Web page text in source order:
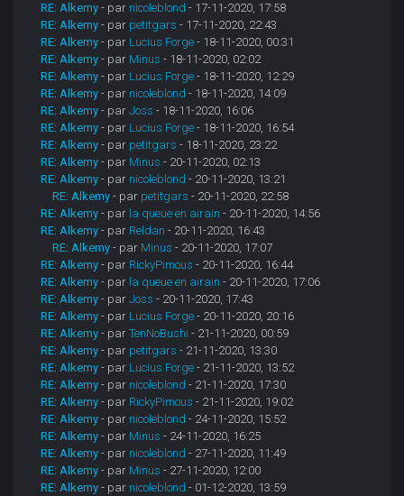
RE: Alkemy - par nicoleblond - 17-11-2020, 17:58
RE: Alkemy - par petitgars - 17-11-2020, 22:43
RE: Alkemy - par Lucius Forge - 18-11-2020, 00:31
RE: Alkemy - par Minus - 18-11-2020, 02:02
RE: Alkemy - par Lucius Forge - 18-11-2020, 12:29
RE: Alkemy - par nicoleblond - 18-11-2020, 14:09
RE: Alkemy - parJoss - 18-11-2020, 16:06
RE: Alkemy - par Lucius Forge - 18-11-2020, 16:54
RE: Alkemy - par petitgars - 18-11-2020, 23:22
RE: Alkemy - par Minus - 20-11-2020, 02:13
RE: Alkemy - par nicoleblond - 20-11-2020, 13:21
RE: Alkemy - par petitgars - 20-11-2020, 22:58
RE: Alkemy - par la queue en airain - 20-11-2020, 14:56
RE: Alkemy - par Reldan - 20-11-2020, 16:43
RE: Alkemy - par Minus - 20-11-2020, 17:07
RE: Alkemy - par RickyPimous - 20-11-2020, 16:44
RE: Alkemy - par la queue en airain - 20-11-2020, 17:06
RE: Alkemy - parJoss - 20-11-2020, 17:43
RE: Alkemy - par Lucius Forge - 20-11-2020, 20:16
RE: Alkemy - parTenNoBushi - 21-11-2020, 00:59
RE: Alkemy - par petitgars - 21-11-2020, 13:30
RE: Alkemy - par Lucius Forge - 21-11-2020, 13:52
RE: Alkemy - par nicoleblond - 21-11-2020, 17:30
RE: Alkemy - par RickyPimous - 21-11-2020, 19:02
RE: Alkemy - par nicoleblond - 24-11-2020, 15:52
RE: Alkemy - par Minus - 24-11-2020, 16:25
RE: Alkemy - par nicoleblond - 27-11-2020, 11:49
RE: Alkemy - par Minus - 27-11-2020, 12:00
RE: Alkemy - par nicoleblond - 01-12-2020, 13:59